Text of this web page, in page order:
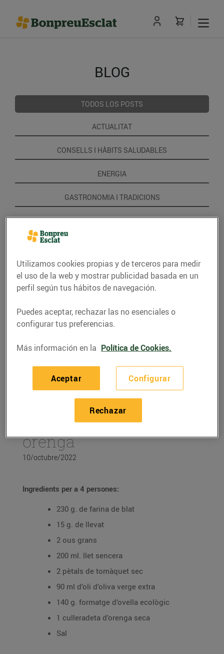
BLOG
TODOS LOS POSTS
ACTUALITAT
CONSELLS I HÀBITS SALUDABLES
ENERGIA
GASTRONOMIA I TRADICIONS
RECEPTES
RECETAS
Muffins salats de
formatge d'ovella
ecològic, tomàquet i
orenga
10/octubre/2022
Ingredients per a 4 persones:
230 g. de farina de blat
15 g. de llevat
2 ous grans
200 ml. llet sencera
2 pètals de tomàquet sec
90 ml d’oli d’oliva verge extra
140 g. formatge d’ovella ecològic
1 culleradeta d’orenga seca
Sal
Utilizamos cookies propias y de terceros para medir
el uso de la web y mostrar publicidad basada en un
perfil según tus hábitos de navegación.
Puedes aceptar, rechazar las no esenciales o
configurar tus preferencias.
Más información en la Política de Cookies.
Configurar
Rechazar
Aceptar